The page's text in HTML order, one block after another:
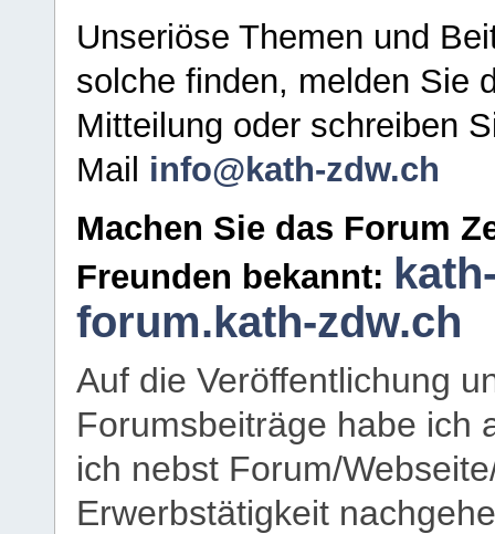
Unseriöse Themen und
solche finden, melden Sie
Mitteilung oder schreiben
Mail info@kath-zdw.ch
Machen Sie das Forum
Freunden bekannt:
forum.kath-zdw.ch
Auf die Veröffentlichung
Forumsbeiträge habe ich
ich nebst Forum/
Erwerbstätigkeit